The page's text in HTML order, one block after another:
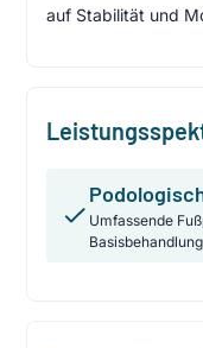
auf Stabilität und
Umfassende
Basisbehandlung